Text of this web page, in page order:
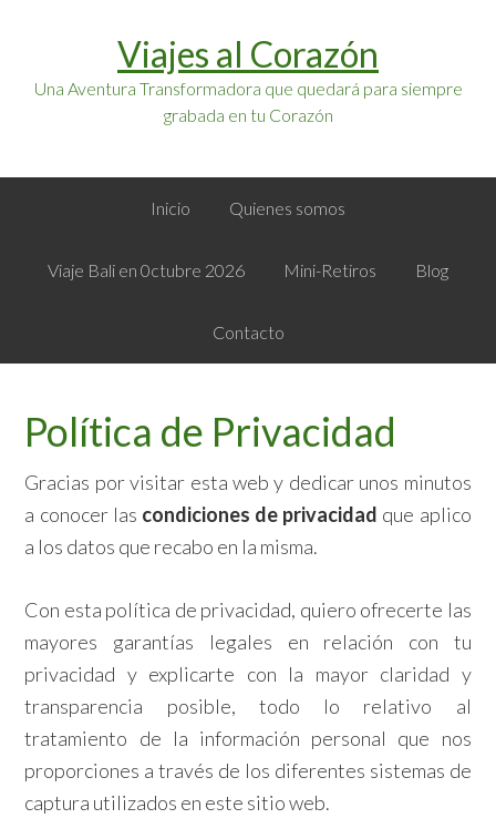
contenido
Viajes al Corazón
Una Aventura Transformadora que quedará para siempre
grabada en tu Corazón
Inicio Quienes somos
Viaje Bali en 0ctubre 2026 Mini-Retiros Blog
Contacto
Política de Privacidad
Gracias por visitar esta web y dedicar unos minutos
a conocer las condiciones de privacidad que aplico
a los datos que recabo en la misma.
Con esta política de privacidad, quiero ofrecerte las
mayores garantías legales en relación con tu
privacidad y explicarte con la mayor claridad y
transparencia posible, todo lo relativo al
tratamiento de la información personal que nos
proporciones a través de los diferentes sistemas de
captura utilizados en este sitio web.